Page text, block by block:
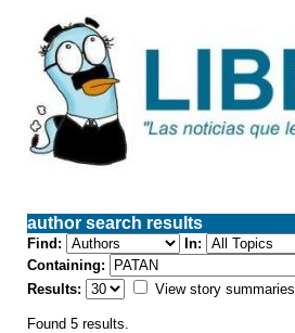
author search results
Find:
In:
Containing:
Results:
View story summaries
Found 5 results.